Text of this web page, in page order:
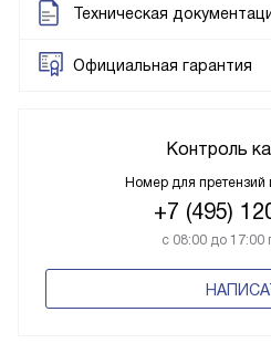
Техническая
Официальная гарантия
Контроль
Номер для претензий
+7 (495)
с 08:00 до 17:00